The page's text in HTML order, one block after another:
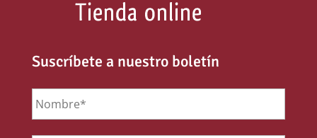
Suscríbete a nuestro boletín
Nombre *